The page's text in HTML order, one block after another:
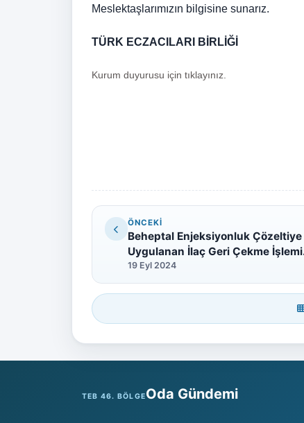
Meslektaşlarımızın bilgisine sunarız.
TÜRK ECZACILARI BİRLİĞİ
Kurum duyurusu için tıklayınız.
ÖNCEKI
Beheptal Enjeksiyonluk Çözeltiye
Uygulanan İlaç Geri Çekme İşlemi
Hakkında
19 Eyl 2024
TEB 46. BÖLGEOda Gündemi